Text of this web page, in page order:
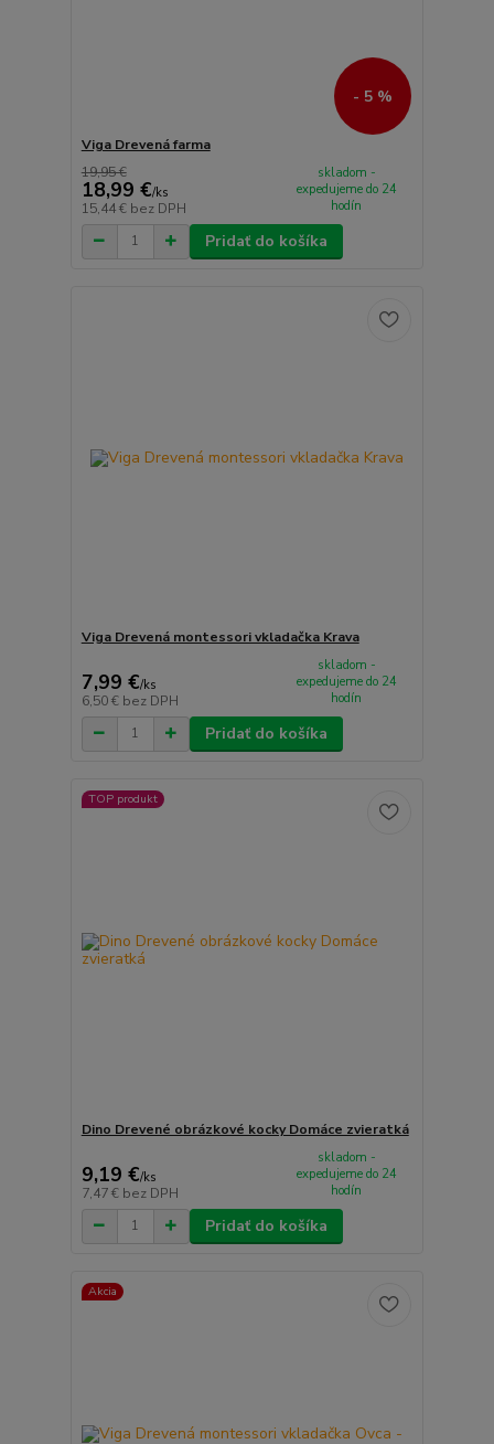
- 5 %
Viga Drevená farma
19,95 €
18,99 €/ks
15,44 € bez DPH
skladom -
expedujeme do 24
hodín
Pridať do košíka
Viga Drevená montessori vkladačka Krava
7,99 €/ks
6,50 € bez DPH
skladom -
expedujeme do 24
hodín
Pridať do košíka
TOP produkt
Dino Drevené obrázkové kocky Domáce zvieratká
9,19 €/ks
7,47 € bez DPH
skladom -
expedujeme do 24
hodín
Pridať do košíka
Akcia